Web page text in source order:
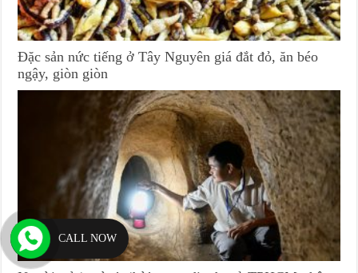
Đặc sản nức tiếng ở Tây Nguyên giá đắt đỏ, ăn béo
ngậy, giòn giòn
CALL NOW